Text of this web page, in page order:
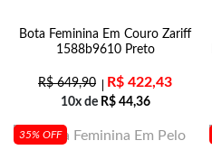
Bota Feminina Em Couro Zariff
1588b9610 Preto
R$649,90 R$ 422,43
10x de R$44,36
35% OFF